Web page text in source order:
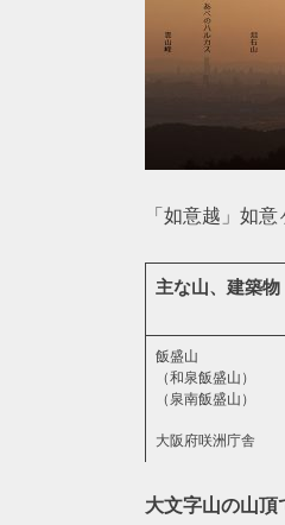
「如意越」如
主な山、建築物
飯盛山
（和泉飯盛山）
（泉南飯盛山）
大阪府咲洲庁舎
大文字山の山頂